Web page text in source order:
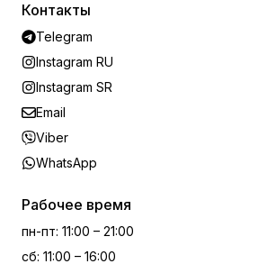
Контакты
Telegram
Instagram RU
Instagram SR
Email
Viber
WhatsApp
Рабочее время
пн-пт: 11:00 – 21:00
сб: 11:00 – 16:00